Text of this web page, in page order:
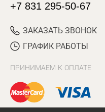
+7 831 295-50-67
ЗАКАЗАТЬ ЗВОНОК
ГРАФИК РАБОТЫ
ПРИНИМАЕМ К ОПЛАТЕ